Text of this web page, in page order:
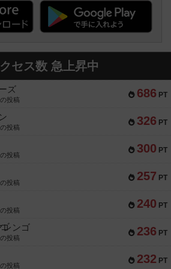
セス数 急上昇中
686 PT
ズ
投稿
326 PT
投稿
300 PT
投稿
257 PT
投稿
240 PT
投稿
236 PT
レンゴ
投稿
232 PT
投稿